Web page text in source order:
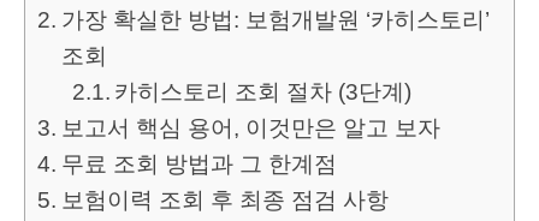
가장 확실한 방법: 보험개발원 ‘카히스토리’
조회
카히스토리 조회 절차 (3단계)
보고서 핵심 용어, 이것만은 알고 보자
무료 조회 방법과 그 한계점
보험이력 조회 후 최종 점검 사항